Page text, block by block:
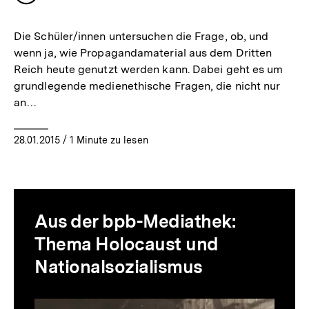
Die Schüler/innen untersuchen die Frage, ob, und
wenn ja, wie Propagandamaterial aus dem Dritten
Reich heute genutzt werden kann. Dabei geht es um
grundlegende medienethische Fragen, die nicht nur
an…
28.01.2015/ 1 Minute zu lesen
Aus der bpb-Mediathek:
Thema Holocaust und
Nationalsozialismus
Inhaltskarussell